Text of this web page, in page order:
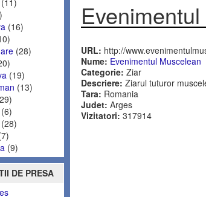
(16)
(28)
(19)
(13)
(6)
(28)
(9)
DE PRESA
URL: http://
Nume: Evenimentul Muscelean
Categorie: Ziar
Descriere: Ziarul tuturor
Tara: Romania
Judet: Arges
Vizitatori: 317914